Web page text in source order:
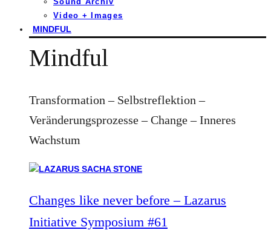
Video + Images
MINDFUL
Mindful
Transformation – Selbstreflektion –
Veränderungsprozesse – Change – Inneres
Wachstum
Changes like never before – Lazarus
Initiative Symposium #61